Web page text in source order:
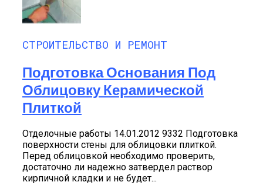
СТРОИТЕЛЬСТВО И РЕМОНТ
Подготовка Основания Под
Облицовку Керамической
Плиткой
Отделочные работы 14.01.2012 9332 Подготовка
поверхности стены для облицовки плиткой.
Перед облицовкой необходимо проверить,
достаточно ли надежно затвердел раствор
кирпичной кладки и не будет...